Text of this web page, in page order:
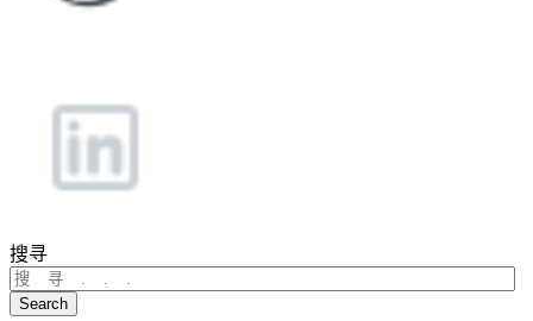
搜寻
Search